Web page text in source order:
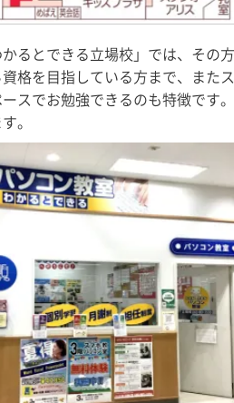
かるとできる立場校」では、そ
格を目指している方まで、また
スでお勉強できるのも特徴です
。